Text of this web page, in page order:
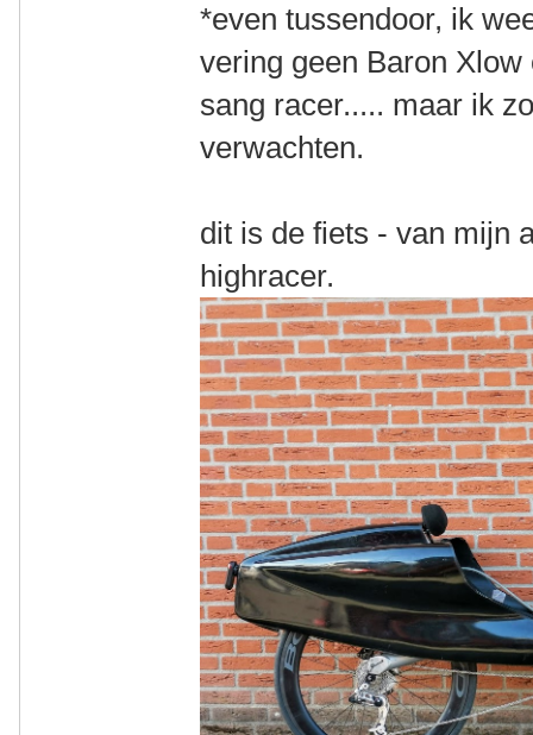
*even tussendoor, ik
vering geen Baron
sang racer..... maar ik
verwachten.
dit is de fiets - van mijn
highracer.